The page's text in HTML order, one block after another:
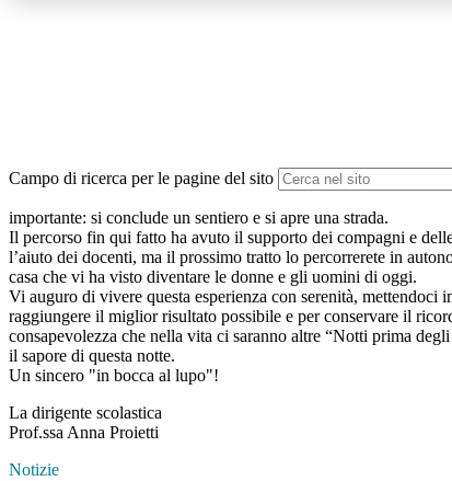
Campo di ricerca per le pagine del sito
importante: si conclude un sentiero e si apre una strada.
Il percorso fin qui fatto ha avuto il supporto dei compagni e
l’aiuto dei docenti, ma il prossimo tratto lo percorrerete in
casa che vi ha visto diventare le donne e gli uomini di oggi.
Vi auguro di vivere questa esperienza con serenità, mettendoci
raggiungere il miglior risultato possibile e per conservare il
consapevolezza che nella vita ci saranno altre “Notti prima degli
il sapore di questa notte.
Un sincero "in bocca al lupo"!
La dirigente scolastica
Prof.ssa Anna Proietti
Notizie